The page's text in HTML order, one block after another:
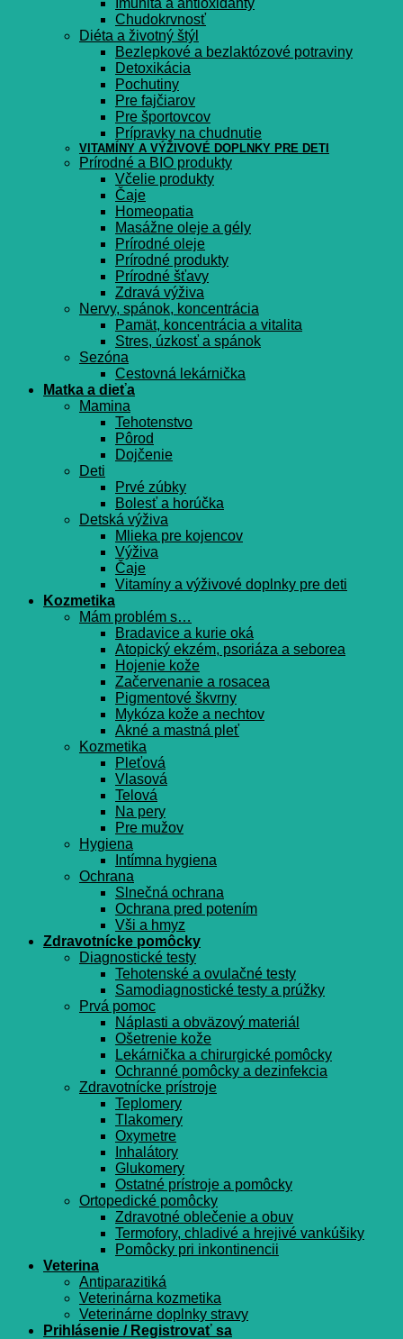
Chudokrvnosť
Diéta a životný štýl
Bezlepkové a bezlaktózové potraviny
Detoxikácia
Pochutiny
Pre fajčiarov
Pre športovcov
Prípravky na chudnutie
VITAMÍNY A VÝŽIVOVÉ DOPLNKY PRE DETI
Prírodné a BIO produkty
Včelie produkty
Čaje
Homeopatia
Masážne oleje a gély
Prírodné oleje
Prírodné produkty
Prírodné šťavy
Zdravá výživa
Nervy, spánok, koncentrácia
Pamät, koncentrácia a vitalita
Stres, úzkosť a spánok
Sezóna
Cestovná lekárnička
Matka a dieťa
Mamina
Tehotenstvo
Pôrod
Dojčenie
Deti
Prvé zúbky
Bolesť a horúčka
Detská výživa
Mlieka pre kojencov
Výživa
Čaje
Vitamíny a výživové doplnky pre deti
Kozmetika
Mám problém s…
Bradavice a kurie oká
Atopický ekzém, psoriáza a seborea
Hojenie kože
Začervenanie a rosacea
Pigmentové škvrny
Mykóza kože a nechtov
Akné a mastná pleť
Kozmetika
Pleťová
Vlasová
Telová
Na pery
Pre mužov
Hygiena
Intímna hygiena
Ochrana
Slnečná ochrana
Ochrana pred potením
Vši a hmyz
Zdravotnícke pomôcky
Diagnostické testy
Tehotenské a ovulačné testy
Samodiagnostické testy a prúžky
Prvá pomoc
Náplasti a obväzový materiál
Ošetrenie kože
Lekárnička a chirurgické pomôcky
Ochranné pomôcky a dezinfekcia
Zdravotnícke prístroje
Teplomery
Tlakomery
Oxymetre
Inhalátory
Glukomery
Ostatné prístroje a pomôcky
Ortopedické pomôcky
Zdravotné oblečenie a obuv
Termofory, chladivé a hrejivé vankúšiky
Pomôcky pri inkontinencii
Veterina
Antiparazitiká
Veterinárna kozmetika
Veterinárne doplnky stravy
Prihlásenie / Registrovať sa